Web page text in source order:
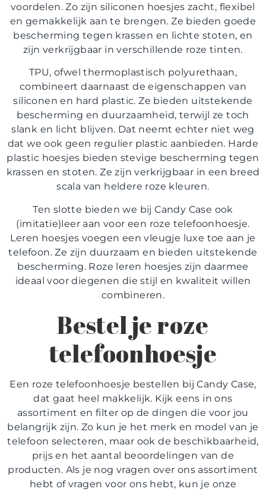
voordelen. Zo zijn siliconen hoesjes zacht, flexibel
en gemakkelijk aan te brengen. Ze bieden goede
bescherming tegen krassen en lichte stoten, en
zijn verkrijgbaar in verschillende roze tinten.
TPU, ofwel thermoplastisch polyurethaan,
combineert daarnaast de eigenschappen van
siliconen en hard plastic. Ze bieden uitstekende
bescherming en duurzaamheid, terwijl ze toch
slank en licht blijven. Dat neemt echter niet weg
dat we ook geen regulier plastic aanbieden. Harde
plastic hoesjes bieden stevige bescherming tegen
krassen en stoten. Ze zijn verkrijgbaar in een breed
scala van heldere roze kleuren.
Ten slotte bieden we bij Candy Case ook
(imitatie)leer aan voor een roze telefoonhoesje.
Leren hoesjes voegen een vleugje luxe toe aan je
telefoon. Ze zijn duurzaam en bieden uitstekende
bescherming. Roze leren hoesjes zijn daarmee
ideaal voor diegenen die stijl en kwaliteit willen
combineren.
Bestel je roze
telefoonhoesje
Een roze telefoonhoesje bestellen bij Candy Case,
dat gaat heel makkelijk. Kijk eens in ons
assortiment en filter op de dingen die voor jou
belangrijk zijn. Zo kun je het merk en model van je
telefoon selecteren, maar ook de beschikbaarheid,
prijs en het aantal beoordelingen van de
producten. Als je nog vragen over ons assortiment
hebt of vragen voor ons hebt, kun je onze